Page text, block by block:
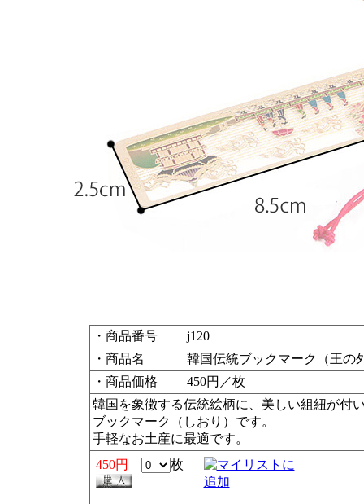
・商品番号
j120
・商品名
韓国伝統ブックマーク（王の
・商品価格
450円／枚
韓国を象徴する伝統絵柄に、美しい組紐が付
ブックマーク（しおり）です。
手軽なお土産に最適です。
450円
枚